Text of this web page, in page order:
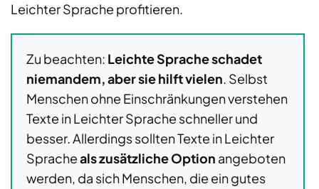
Leichter Sprache profitieren.
Zu beachten: Leichte Sprache schadet
niemandem, aber sie hilft vielen. Selbst
Menschen ohne Einschränkungen verstehen
Texte in Leichter Sprache schneller und
besser. Allerdings sollten Texte in Leichter
Spracheals zusätzliche Option angeboten
werden, da sich Menschen, die ein gutes